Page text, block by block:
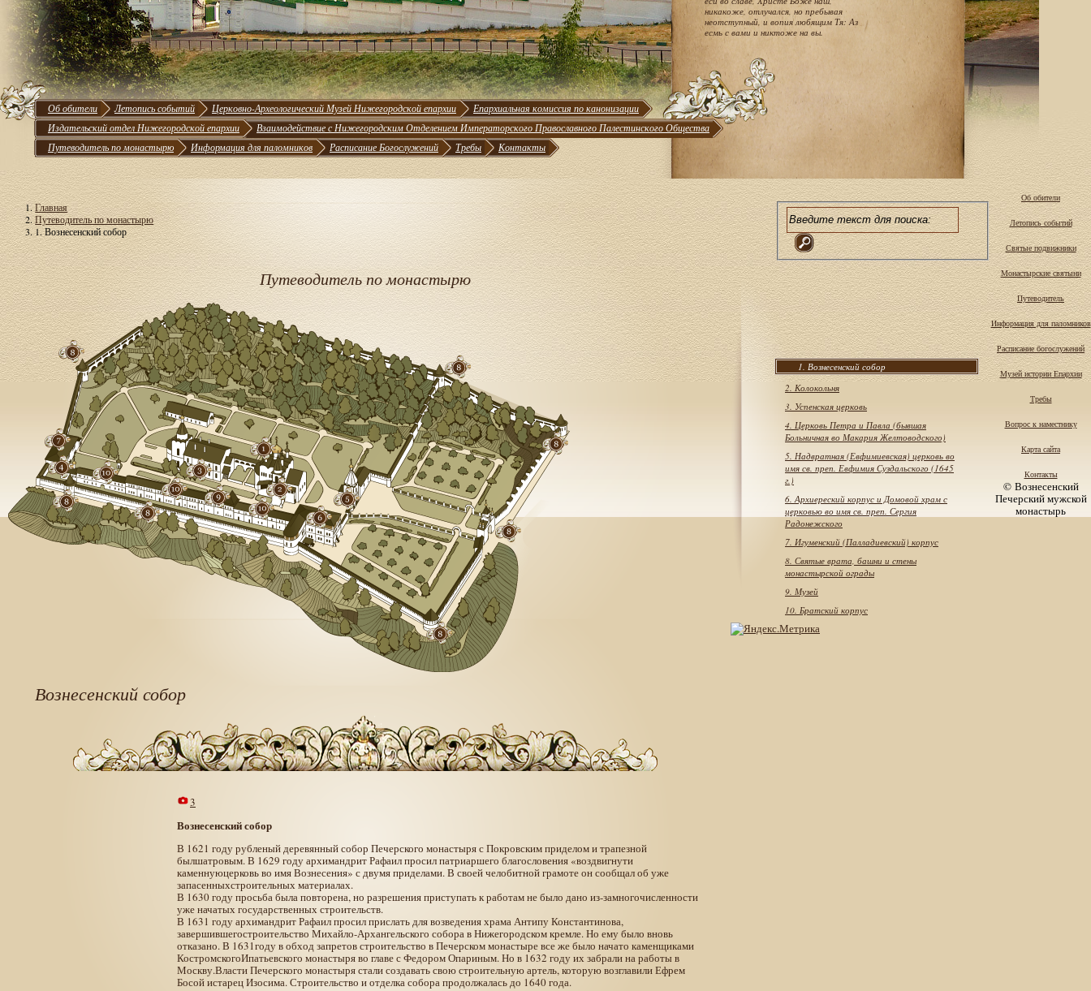
никакоже, отлучался, но пребывая
неотступный, и вопия любящим Тя: Аз
есмь с вами и никтоже на вы.
Об обители Летопись событий Церковно-Археологический Музей Нижегородской епархии
Епархиальная комиссия по канонизации
Издательский отдел Нижегородской епархии
Взаимодействие с Нижегородским Отделением Императорского Православного Палестинского Общества
Путеводитель по монастырю
Информация для паломников Расписание Богослужений Требы Контакты
Главная
Путеводитель по монастырю
1. Вознесенский собор
Путеводитель по монастырю
Вознесенский собор
3
Вознесенский собор
В 1621 году рубленый деревянный собор Печерского монастыря с Покровским приделом и трапезной
былшатровым. В 1629 году архимандрит Рафаил просил патриаршего благословения «воздвигнути
каменнуюцерковь во имя Вознесения» с двумя приделами. В своей челобитной грамоте он сообщал об уже
запасенныхстроительных материалах.
В 1630 году просьба была повторена, но разрешения приступать к работам не было дано из-замногочисленности
уже начатых государственных строительств.
В 1631 году архимандрит Рафаил просил прислать для возведения храма Антипу Константинова,
завершившегостроительство Михайло-Архангельского собора в Нижегородском кремле. Но ему было вновь
отказано. В 1631году в обход запретов строительство в Печерском монастыре все же было начато каменщиками
КостромскогоИпатьевского монастыря во главе с Федором Опариным. Но в 1632 году их забрали на работы в
Москву.Власти Печерского монастыря стали создавать свою строительную артель, которую возглавили Ефрем
Босой истарец Изосима. Строительство и отделка собора продолжалась до 1640 года.
1. Вознесенский собор
2. Колокольня
3. Успенская церковь
4. Церковь Петра и Павла (бывшая
Больничная во Макария Желтоводского)
5. Надвратная (Евфимиевская) церковь во
имя св. преп. Евфимия Суздальского (1645
г.)
6. Архиереский корпус и Домовой храм с
церковью во имя св. преп. Сергия
Радонежского
7. Игуменский (Палладиевский) корпус
8. Святые врата, башни и стены
монастырской ограды
9. Музей
10. Братский корпус
Об обители
Летопись событий
Святые подвижники
Монастырские святыни
Путеводитель
Информация для паломников
Расписание богослужений
Музей истории Епархии
Требы
Вопрос к наместнику
Карта сайта
Контакты
© Вознесенский
Печерский мужской
монастырь